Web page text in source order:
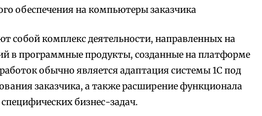
обеспечения на компьютеры заказчика
собой комплекс деятельности, направленных на
в программные продукты, созданные на платформе
обычно является адаптация системы 1С под
заказчика, а также расширение функционала
бизнес-задач.